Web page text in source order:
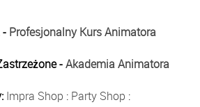
- Profesjonalny Kurs Animatora
-Akademia Animatora
Impra Shop : Party Shop :